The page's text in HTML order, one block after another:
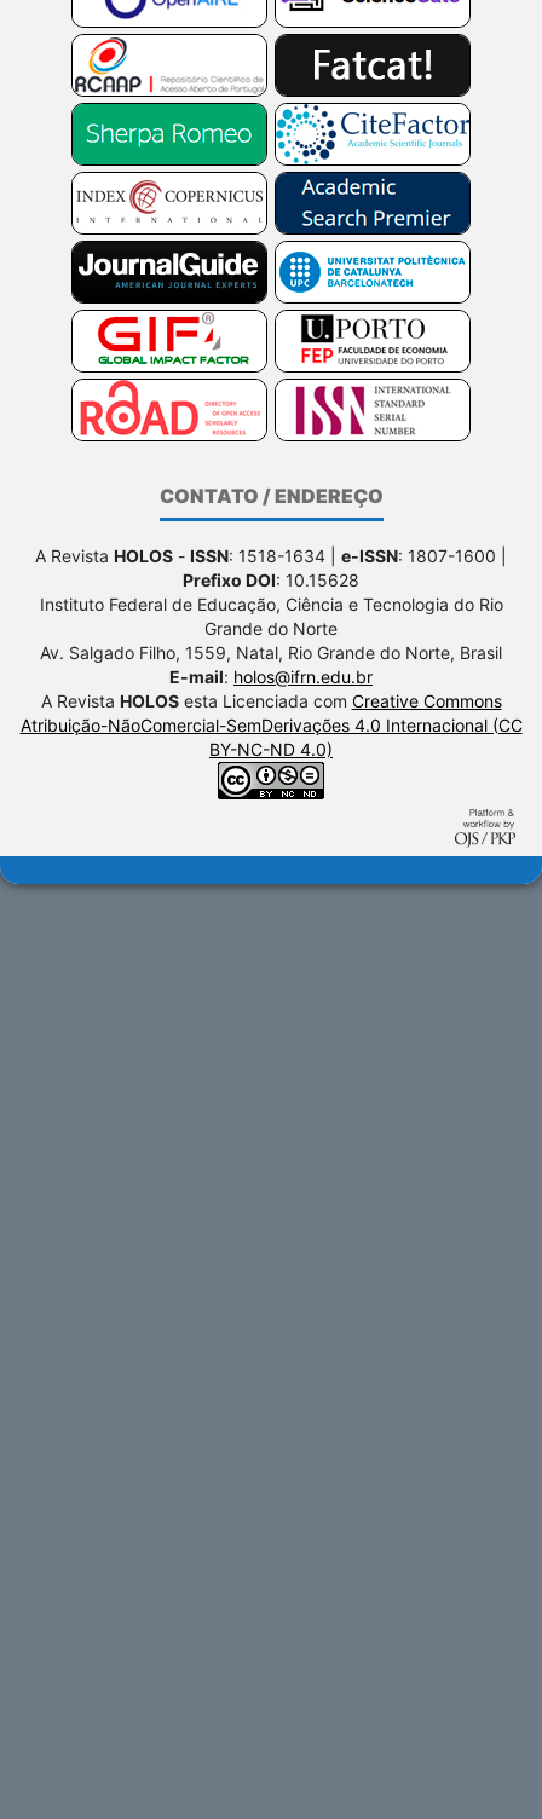
CONTATO / ENDEREÇO
A Revista HOLOS - ISSN: 1518-1634 | e-ISSN: 1807-1600 |
Prefixo DOI: 10.15628
Instituto Federal de Educação, Ciência e Tecnologia do Rio
Grande do Norte
Av. Salgado Filho, 1559, Natal, Rio Grande do Norte, Brasil
E-mail: holos@ifrn.edu.br
A Revista HOLOSesta Licenciada com Creative Commons
Atribuição-NãoComercial-SemDerivações 4.0 Internacional (CC
BY-NC-ND 4.0)